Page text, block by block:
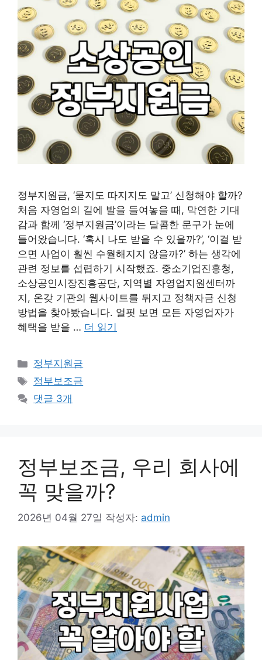
정부지원금, ‘묻지도 따지지도 말고’ 신청해야 할까?
처음 자영업의 길에 발을 들여놓을 때, 막연한 기대
감과 함께 ‘정부지원금’이라는 달콤한 문구가 눈에
들어왔습니다. ‘혹시 나도 받을 수 있을까?’, ‘이걸 받
으면 사업이 훨씬 수월해지지 않을까?’ 하는 생각에
관련 정보를 섭렵하기 시작했죠. 중소기업진흥청,
소상공인시장진흥공단, 지역별 자영업지원센터까
지, 온갖 기관의 웹사이트를 뒤지고 정책자금 신청
방법을 찾아봤습니다. 얼핏 보면 모든 자영업자가
혜택을 받을 … 더 읽기
카
테
리
정부지원금
태
그
정부보조금
댓글 3개
정부보조금, 우리 회사에
꼭 맞을까?
2026년 04월 27일 작성자: admin